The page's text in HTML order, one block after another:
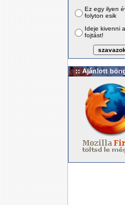
Ez egy ilyen
folyton esik
Ideje kivenni a
fojtást!
:: Ajánlott